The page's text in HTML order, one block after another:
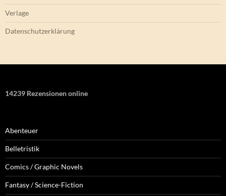
Verlage
Datenschutzerklärung
14239 Rezensionen online
Abenteuer
Belletristik
Comics / Graphic Novels
Fantasy / Science-Fiction